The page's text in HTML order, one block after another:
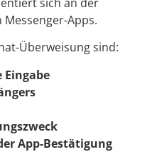
Apps.
Überweisung sind:
App-Bestätigung